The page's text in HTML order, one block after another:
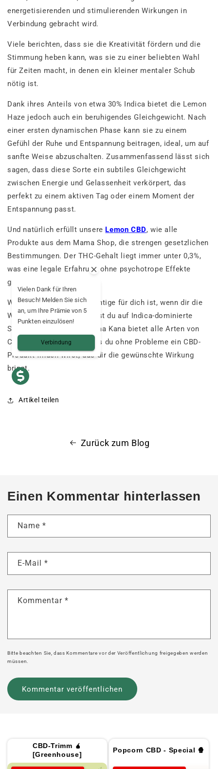
energetisierenden und stimulierenden Wirkungen in
Verbindung gebracht wird.
Viele berichten, dass sie die Kreativität fördern und die
Stimmung heben kann, was sie zu einer beliebten Wahl
für Zeiten macht, in denen ein kleiner mentaler Schub
nötig ist.
Dank ihres Anteils von etwa 30% Indica bietet die Lemon
Haze jedoch auch ein beruhigendes Gleichgewicht. Nach
einer ersten dynamischen Phase kann sie zu einem
Gefühl der Ruhe und Entspannung beitragen, ideal, um auf
sanfte Weise abzuschalten. Zusammenfassend lässt sich
sagen, dass diese Sorte ein subtiles Gleichgewicht
zwischen Energie und Gelassenheit verkörpert, das
perfekt zu einem aktiven Tag oder einem Moment der
Entspannung passt.
Und natürlich erfüllt unsere Lemon CBD, wie alle
Produkte aus dem Mama Shop, die strengen gesetzlichen
Bestimmungen. Der THC-Gehalt liegt immer unter 0,3%,
was eine legale Erfahrung ohne psychotrope Effekte
garantiert.
Wenn Sativa nicht das Richtige für dich ist, wenn dir die
Wirkung zu stark ist, kannst du auf Indica-dominierte
Sorten zurückgreifen. Mama Kana bietet alle Arten von
CBD-Produkten an, so dass du ohne Probleme ein CBD-
Produkt finden wirst, das dir die gewünschte Wirkung
bringt.
Artikel teilen
Zurück zum Blog
Einen Kommentar hinterlassen
Name *
E-Mail *
Kommentar *
Bitte beachten Sie, dass Kommentare vor der Veröffentlichung freigegeben werden
müssen.
CBD-Trimm 🧉
[Greenhouse]
Popcorn CBD - Special 🍿
Vielen Dank für Ihren
Besuch! Melden Sie sich
an, um Ihre Prämie von 5
Punkten einzulösen!
Verbindung